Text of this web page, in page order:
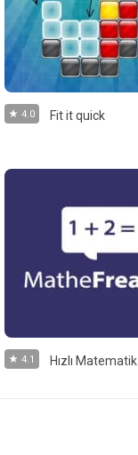
4.0 Fit it quick
4.1 Hızlı Matematik